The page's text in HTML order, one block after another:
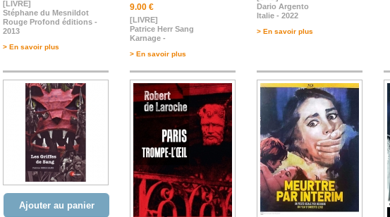
[LIVRE]
Stéphane du Mesnildot
Rouge Profond éditions -
2013
> En savoir plus
9.00 €
[LIVRE]
Patrice Herr Sang
Karnage -
> En savoir plus
Dario Argento
Italie - 2022
> En savoir plus
Ajouter au panier